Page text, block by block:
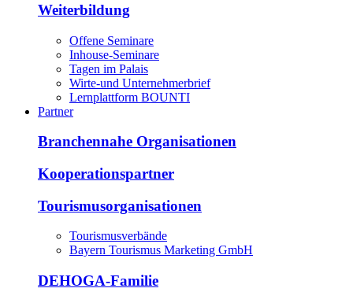
Weiterbildung
Offene Seminare
Inhouse-Seminare
Tagen im Palais
Wirte-und Unternehmerbrief
Lernplattform BOUNTI
Partner
Branchennahe Organisationen
Kooperationspartner
Tourismusorganisationen
Tourismusverbände
Bayern Tourismus Marketing GmbH
DEHOGA-Familie